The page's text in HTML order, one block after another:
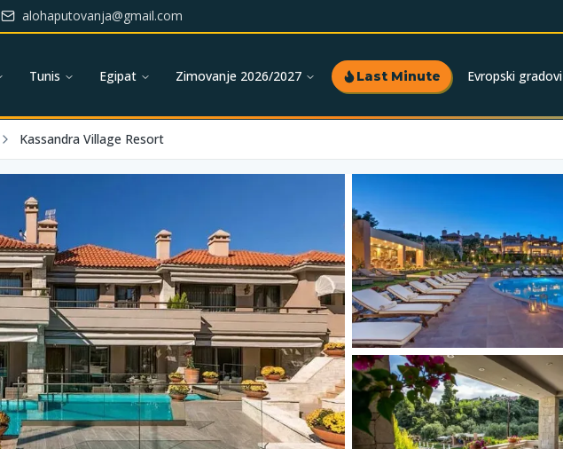
alohaputovanja@gmail.com
Tunis Egipat Zimovanje 2026/2027 Last Minute Evropski gradovi
Kassandra Village Resort